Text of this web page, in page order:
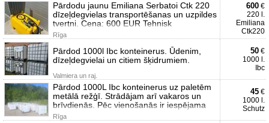
Pārdodu jaunu Emiliana Serbatoi Ctk 220
dīzeļdegvielas transportēšanas un uzpildes
tvertni. Cena: 600 EUR Tehnisk
Rīga
600 €
220 l.
Emiliana
Ctk220
Pārdod 1000l Ibc konteinerus. Ūdenim,
dīzeļdegvielai un citiem šķidrumiem.
Valmiera un raj.
50 €
1000 l.
Ibc
Pārdod 1000L Ibc konteinerus uz paletēm
metālā režģī. Strādājam arī vakaros un
brīvdienās. Pēc vienošanās ir iespējama
Rīga
45 €
1000 l.
Schutz